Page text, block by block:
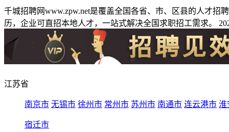
千城招聘网www.zpw.net是覆盖全国各省、市、区县的人才
历，企业可直招本地人才，一站式解决全国求职招工需求。
江苏省
南京市 无锡市 徐州市 常州市 苏州市 南通市 连云港市 淮
宿迁市